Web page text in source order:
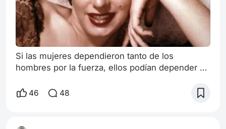
Si las mujeres dependieron tanto de los
hombres por la fuerza, ellos podían depender de
coquetería maquillaje, un gesto ,un tono de voz
Marilyn Monroe' Mas que un icono,es
46 48